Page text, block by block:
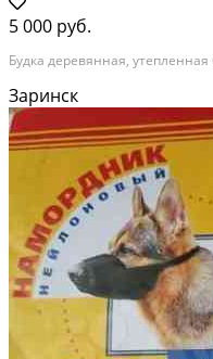
5 000 руб.
Будка деревянная,
Заринск